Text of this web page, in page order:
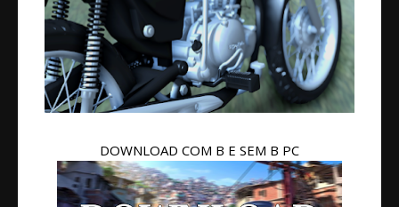
DOWNLOAD COM B E SEM B PC